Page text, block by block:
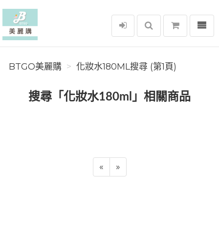
BTGO美麗購
選單
BTGO美麗購 化妝水180ML搜尋 (第1頁)
搜尋「化妝水180ml」相關商品
« »